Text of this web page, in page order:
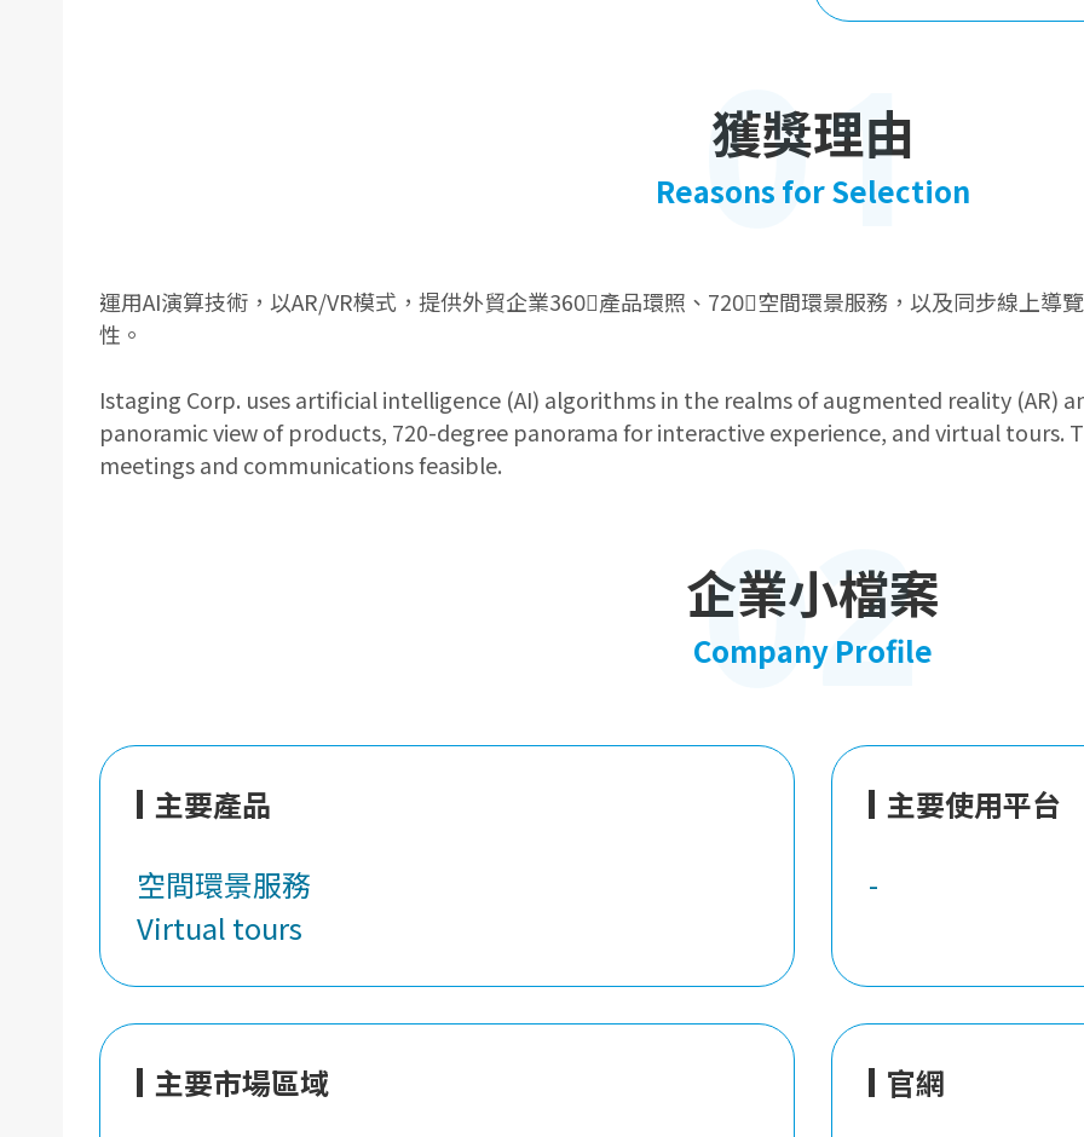
01
獲獎理由
Reasons for Selection
運用AI演算技術，以AR/VR模式，提供外貿企業360〫產品環照、720〫空間環景服務，以及同步線上導
性。
Istaging Corp. uses artificial intelligence (AI) algorithms in the realms of augmented reality (AR)
panoramic view of products, 720-degree panorama for interactive experience, and virtual tours.
meetings and communications feasible.
02
企業小檔案
Company Profile
主要產品
空間環景服務
Virtual tours
主要使用平台
-
主要市場區域 官網